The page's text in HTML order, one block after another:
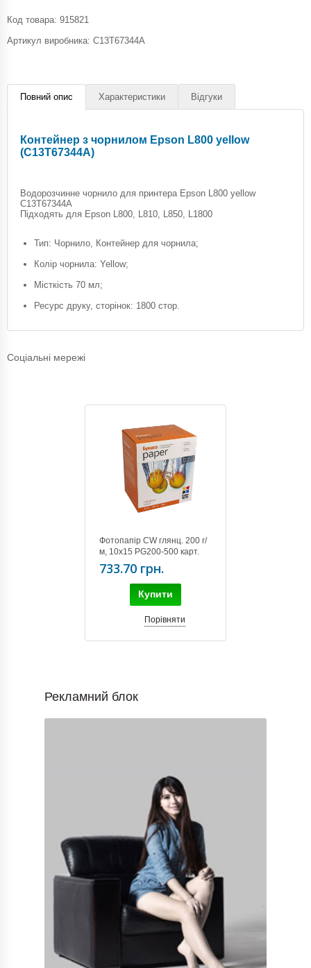
Код товара: 915821
Артикул виробника: C13T67344A
Повний опис Характеристики Відгуки
Контейнер з чорнилом Epson L800 yellow
(C13T67344A)
Водорозчинне чорнило для принтера Epson L800 yellow
C13T67344A
Підходять для Epson L800, L810, L850, L1800
Тип: Чорнило, Контейнер для чорнила;
Колір чорнила: Yellow;
Місткість 70 мл;
Ресурс друку, сторінок: 1800 стор.
Соціальні мережі
Фотопапір CW глянц. 200 г/
м, 10x15 PG200-500 карт.
уп. (PG2005004R)
733.70 грн.
Купити
Порівняти
Рекламний блок